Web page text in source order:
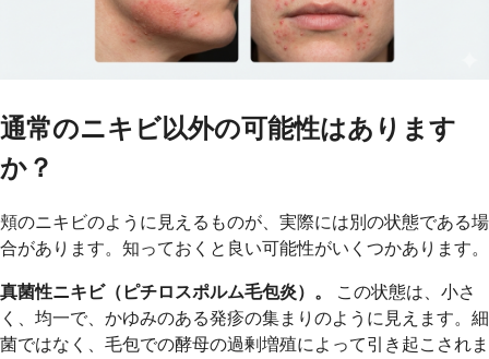
通常のニキビ以外の可能性はあります
か？
頬のニキビのように見えるものが、実際には別の状態である場
合があります。知っておくと良い可能性がいくつかあります。
真菌性ニキビ（ピチロスポルム毛包炎）。
この状態は、小さ
く、均一で、かゆみのある発疹の集まりのように見えます。細
菌ではなく、毛包での酵母の過剰増殖によって引き起こされま